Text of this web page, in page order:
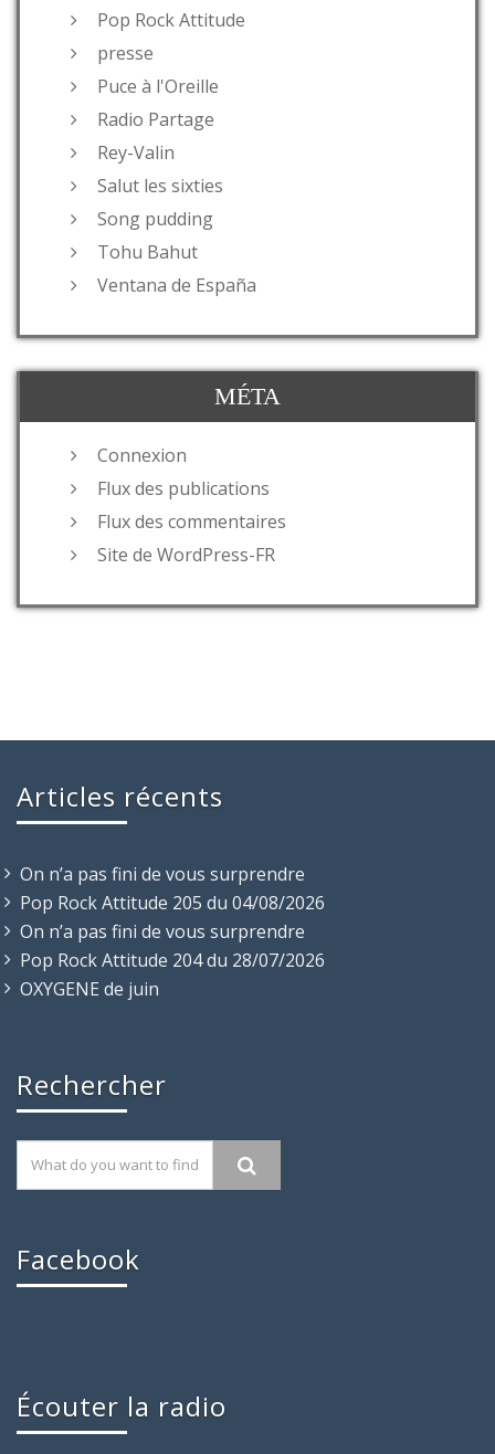
Pop Rock Attitude
presse
Puce à l'Oreille
Radio Partage
Rey-Valin
Salut les sixties
Song pudding
Tohu Bahut
Ventana de España
MÉTA
Connexion
Flux des publications
Flux des commentaires
Site de WordPress-FR
Articles récents
On n’a pas fini de vous surprendre
Pop Rock Attitude 205 du 04/08/2026
On n’a pas fini de vous surprendre
Pop Rock Attitude 204 du 28/07/2026
OXYGENE de juin
Rechercher
Facebook
Écouter la radio